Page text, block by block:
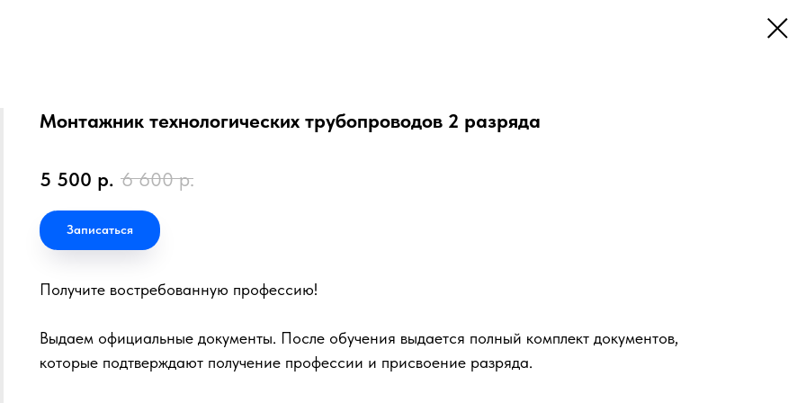
Монтажник технологических трубопроводов 2 разряда
5 500 р. 6 600 р.
Записаться
Получите востребованную профессию!
Выдаем официальные документы. После обучения выдается полный комплект документов,
которые подтверждают получение профессии и присвоение разряда.